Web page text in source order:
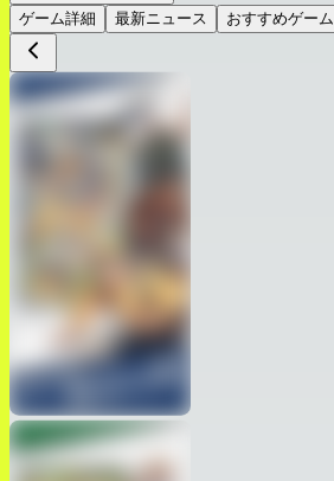
ゲーム詳細
最新ニュース おすすめゲーム